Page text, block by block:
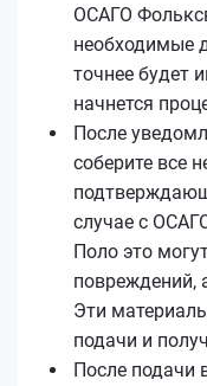
ОСАГО
необходимые
точнее будет
начнется
После
соберите все
случае с
Поло это
повреждений,
Эти
подачи и
После подачи